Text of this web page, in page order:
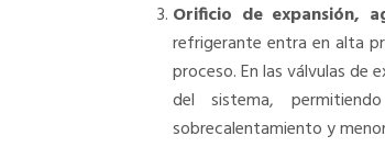
Orificio de expansión,
refrigerante entra en alta
proceso. En las válvulas
del sistema,
sobrecalentamiento y